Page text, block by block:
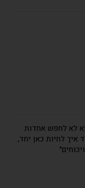
לא לחפש אחדות
איך לחיות כאן יחד,